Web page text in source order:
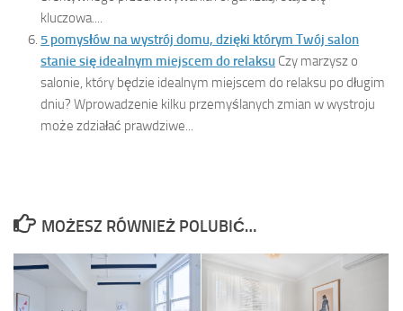
kluczowa....
5 pomysłów na wystrój domu, dzięki którym Twój salon
stanie się idealnym miejscem do relaksu Czy marzysz o
salonie, który będzie idealnym miejscem do relaksu po długim
dniu? Wprowadzenie kilku przemyślanych zmian w wystroju
może zdziałać prawdziwe...
MOŻESZ RÓWNIEŻ POLUBIĆ…